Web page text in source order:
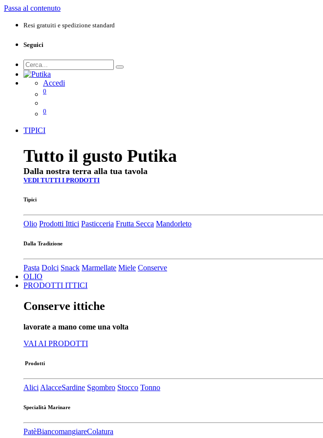
Passa al contenuto
Resi gratuiti e spedizione standard
Seguici
Accedi
0
0
TIPICI
Tutto il gusto Putika
Dalla nostra terra alla tua tavola
VEDI TUTTI I PRODOTTI
Tipici
Olio Prodotti Ittici Pasticceria Frutta Secca Mandorleto
Dalla Tradizione
Pasta Dolci Snack Marmellate Miele Conserve
OLIO
PRODOTTI ITTICI
Conserve ittiche
lavorate a mano come una volta
VAI AI PRODOTTI
Prodotti
Alici AlacceSardine Sgombro Stocco Tonno
Specialità Marinare
Patè​BiancomangiareColatura